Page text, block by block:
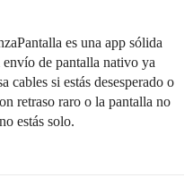
es una app sólida
envío de pantalla nativo ya
cables si estás desesperado o
retraso raro o la pantalla no
estás solo.